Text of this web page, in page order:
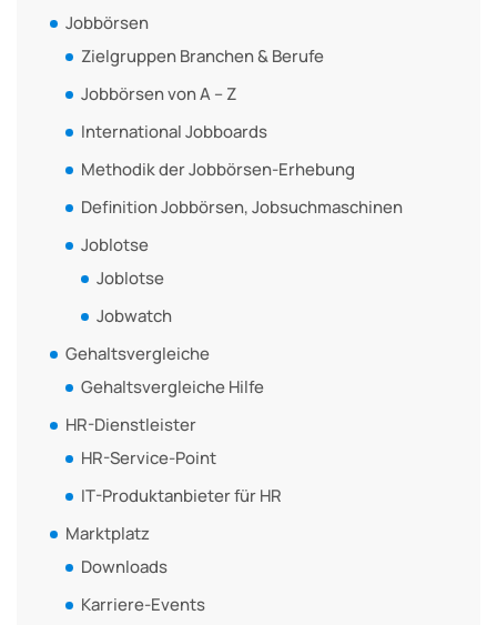
Jobbörsen
Zielgruppen Branchen & Berufe
Jobbörsen von A – Z
International Jobboards
Methodik der Jobbörsen-Erhebung
Definition Jobbörsen, Jobsuchmaschinen
Joblotse
Joblotse
Jobwatch
Gehaltsvergleiche
Gehaltsvergleiche Hilfe
HR-Dienstleister
HR-Service-Point
IT-Produktanbieter für HR
Marktplatz
Downloads
Karriere-Events